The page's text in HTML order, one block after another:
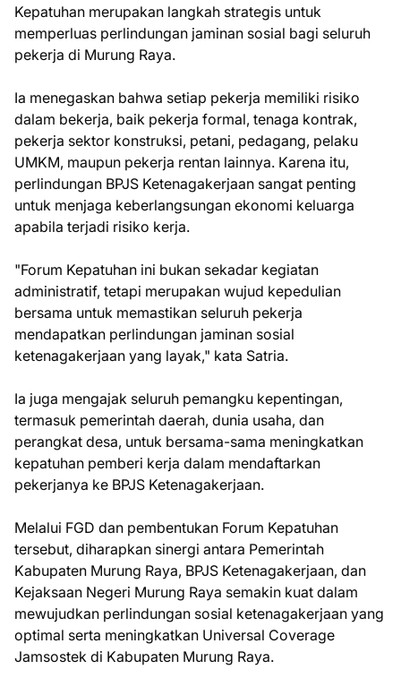
Kepatuhan merupakan langkah strategis untuk
memperluas perlindungan jaminan sosial bagi seluruh
pekerja di Murung Raya.
Ia menegaskan bahwa setiap pekerja memiliki risiko
dalam bekerja, baik pekerja formal, tenaga kontrak,
pekerja sektor konstruksi, petani, pedagang, pelaku
UMKM, maupun pekerja rentan lainnya. Karena itu,
perlindungan BPJS Ketenagakerjaan sangat penting
untuk menjaga keberlangsungan ekonomi keluarga
apabila terjadi risiko kerja.
"Forum Kepatuhan ini bukan sekadar kegiatan
administratif, tetapi merupakan wujud kepedulian
bersama untuk memastikan seluruh pekerja
mendapatkan perlindungan jaminan sosial
ketenagakerjaan yang layak," kata Satria.
Ia juga mengajak seluruh pemangku kepentingan,
termasuk pemerintah daerah, dunia usaha, dan
perangkat desa, untuk bersama-sama meningkatkan
kepatuhan pemberi kerja dalam mendaftarkan
pekerjanya ke BPJS Ketenagakerjaan.
Melalui FGD dan pembentukan Forum Kepatuhan
tersebut, diharapkan sinergi antara Pemerintah
Kabupaten Murung Raya, BPJS Ketenagakerjaan, dan
Kejaksaan Negeri Murung Raya semakin kuat dalam
mewujudkan perlindungan sosial ketenagakerjaan yang
optimal serta meningkatkan Universal Coverage
Jamsostek di Kabupaten Murung Raya.